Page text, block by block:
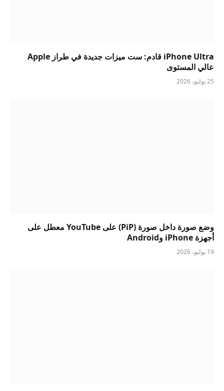
iPhone Ultra قادم: ست ميزات جديدة في طراز Apple
عالي المستوى
25 يوليو، 2026
وضع صورة داخل صورة (PiP) على YouTube معطل على
أجهزة iPhone وAndroid
19 يوليو، 2026